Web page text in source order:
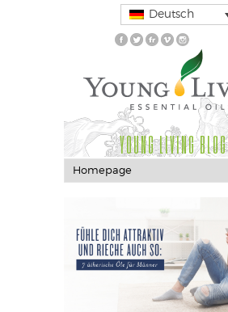
Deutsch
YOUNG LIVING BLOG